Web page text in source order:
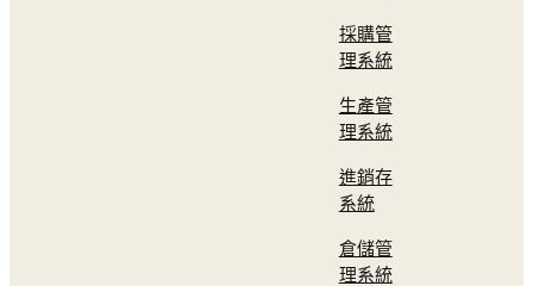
採購管
理系統
生產管
理系統
進銷存
系統
倉儲管
理系統